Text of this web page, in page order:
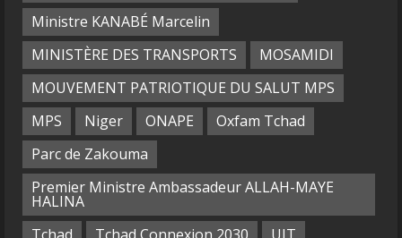
Ministre KANABÉ Marcelin
MINISTÈRE DES TRANSPORTS
MOSAMIDI
MOUVEMENT PATRIOTIQUE DU SALUT MPS
MPS
Niger ONAPE
Oxfam Tchad
Parc de Zakouma
Premier Ministre Ambassadeur ALLAH-MAYE
HALINA